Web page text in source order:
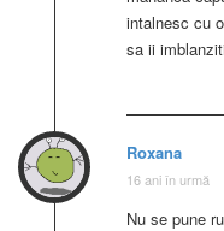
intalnesc cu
sa ii
Roxana
16 ani în urmă
Nu se pune